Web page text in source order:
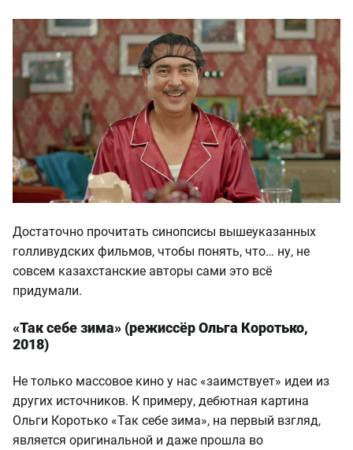
Достаточно прочитать синопсисы вышеуказанных
голливудских фильмов, чтобы понять, что… ну, не
совсем казахстанские авторы сами это всё
придумали.
«Так себе зима» (режиссёр Ольга Коротько,
2018)
Не только массовое кино у нас «заимствует» идеи из
других источников. К примеру, дебютная картина
Ольги Коротько «Так себе зима», на первый взгляд,
является оригинальной и даже прошла во